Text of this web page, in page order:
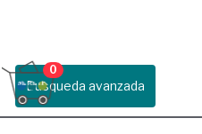
Busqueda avanzada
0